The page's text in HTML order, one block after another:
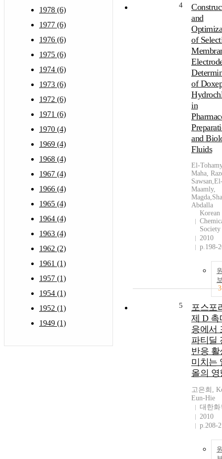
1978 (6)
1977 (6)
1976 (6)
1975 (6)
1974 (6)
1973 (6)
1972 (6)
1971 (6)
1970 (4)
1969 (4)
1968 (4)
1967 (4)
1966 (4)
1965 (4)
1964 (4)
1963 (4)
1962 (2)
1961 (1)
1957 (1)
1954 (1)
1952 (1)
1949 (1)
4
and
of
of
in
and
Fluids
El-
Maha,
Maamly,
Abdalla
Korean
Society
2010
p.198-
3
5
포스포
제 D 촉
응에서
파티딜
반응 활
미치는
올의 영
고은희,
Eun-Hie
대한화
2010
p.208-